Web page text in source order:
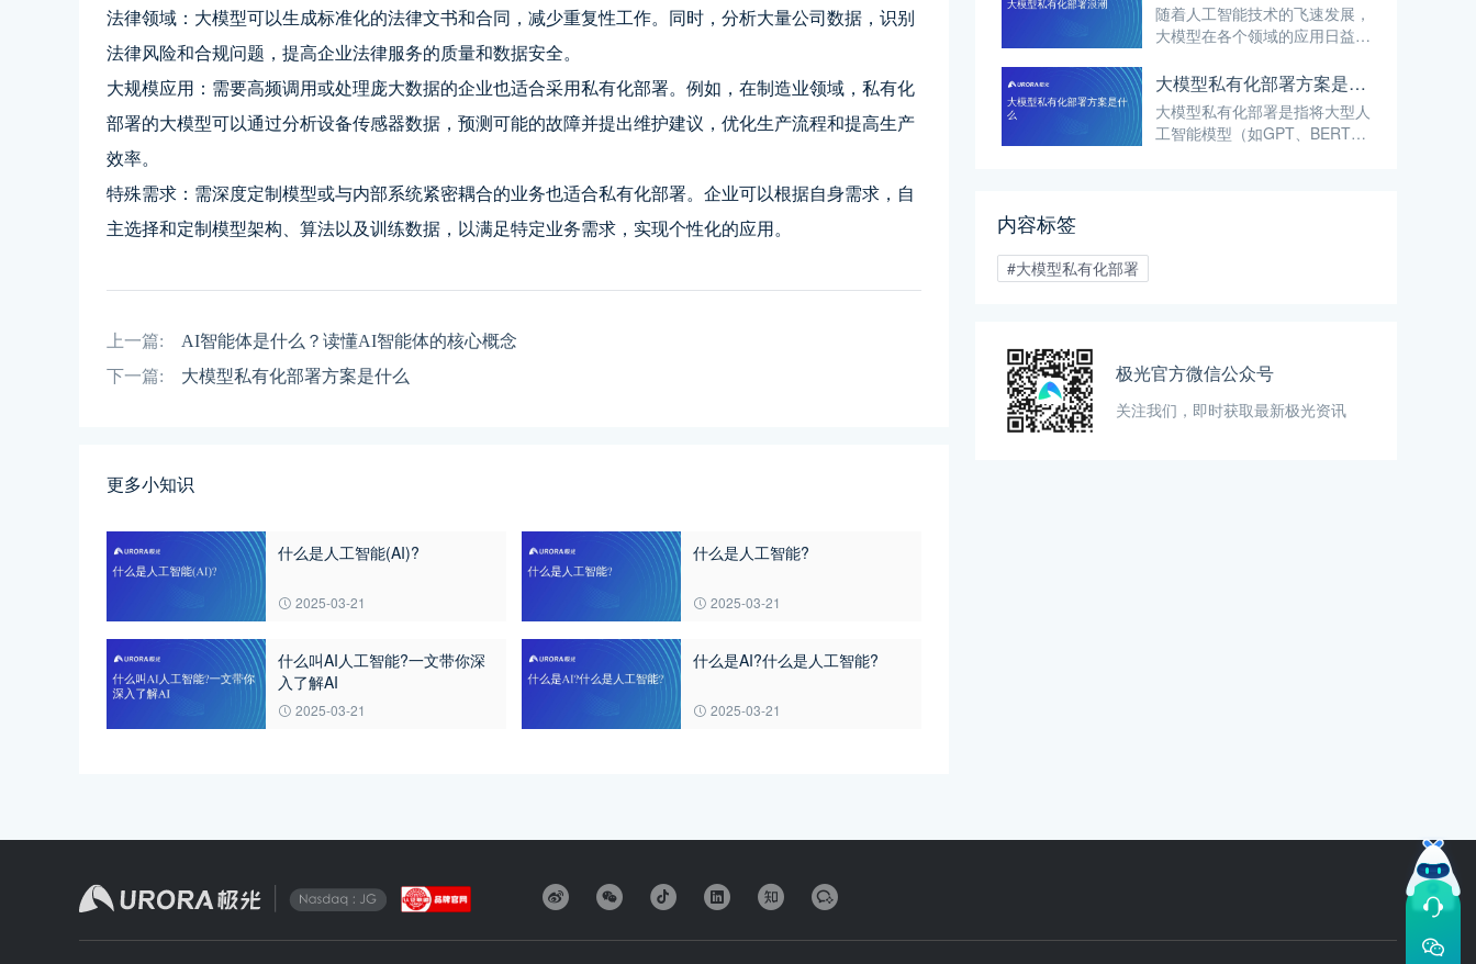
法律领域：大模型可以生成标准化的法律文书和合同，减少重复性工作。同时，分析大量公司数据，识别
法律风险和合规问题，提高企业法律服务的质量和数据安全。
大规模应用：需要高频调用或处理庞大数据的企业也适合采用私有化部署。例如，在制造业领域，私有化
部署的大模型可以通过分析设备传感器数据，预测可能的故障并提出维护建议，优化生产流程和提高生产
效率。
特殊需求：需深度定制模型或与内部系统紧密耦合的业务也适合私有化部署。企业可以根据自身需求，自
主选择和定制模型架构、算法以及训练数据，以满足特定业务需求，实现个性化的应用。
上一篇:
AI智能体是什么？读懂AI智能体的核心概念
下一篇:
大模型私有化部署方案是什么
更多小知识
什么是人工智能(AI)?
2025-03-21
什么是人工智能?
2025-03-21
什么叫AI人工智能?一文带你深
入了解AI
2025-03-21
什么是AI?什么是人工智能?
2025-03-21
随着人工智能技术的飞速发展，
大模型在各个领域的应用日益广
便利与效率提升的同时，数据安
全与隐私保护问题也日益凸显。
大模型私有化部署方案是什么
大模型私有化部署是指将大型人
工智能模型（如GPT、BERT
内容标签
#大模型私有化部署
极光官方微信公众号
关注我们，即时获取最新极光资讯